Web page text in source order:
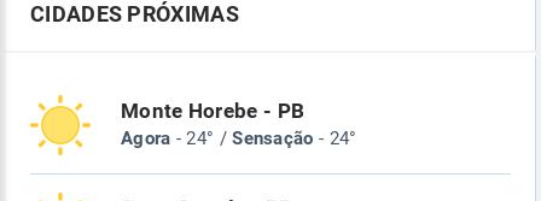
CIDADES PRÓXIMAS
Monte Horebe - PB
Agora - 24° /Sensação - 24°